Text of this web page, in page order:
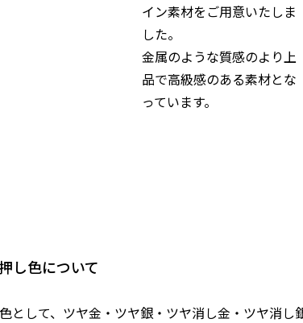
イン素材をご用意いたしま
した。
金属のような質感のより上
品で高級感のある素材とな
っています。
し色について
として、ツヤ金・ツヤ銀・ツヤ消し金・ツヤ消し